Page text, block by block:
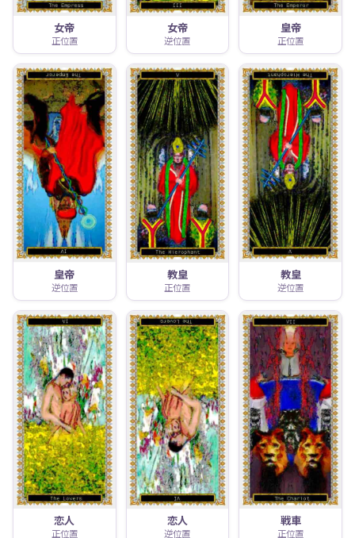
女帝
正位置
女帝
逆位置
皇帝
正位置
皇帝
逆位置
教皇
正位置
教皇
逆位置
恋人
正位置
恋人
逆位置
戦車
正位置